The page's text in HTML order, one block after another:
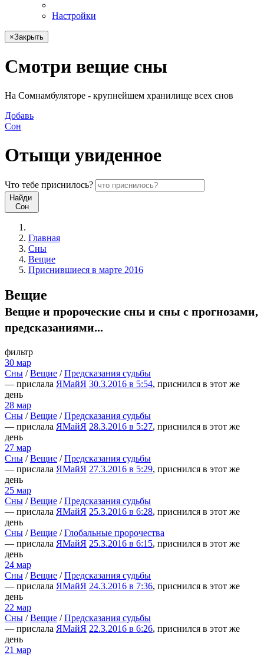
Настройки
×Закрыть
Смотри вещие сны
На Сомнамбуляторе - крупнейшем хранилище всех снов
Добавь
Сон
Отыщи увиденное
Что тебе приснилось?
Найди
Сон
Главная
Сны
Вещие
Приснившиеся в марте 2016
Вещие
Вещие и пророческие сны и сны с прогнозами,
предсказаниями...
фильтр
30 мар
Сны /Вещие /Предсказания судьбы
— прислала ЯМайЯ 30.3.2016 в 5:54, приснился в этот же
день
28 мар
Сны /Вещие /Предсказания судьбы
— прислала ЯМайЯ 28.3.2016 в 5:27, приснился в этот же
день
27 мар
Сны /Вещие /Предсказания судьбы
— прислала ЯМайЯ 27.3.2016 в 5:29, приснился в этот же
день
25 мар
Сны /Вещие /Предсказания судьбы
— прислала ЯМайЯ 25.3.2016 в 6:28, приснился в этот же
день
Сны /Вещие /Глобальные пророчества
— прислала ЯМайЯ 25.3.2016 в 6:15, приснился в этот же
день
24 мар
Сны /Вещие /Предсказания судьбы
— прислала ЯМайЯ 24.3.2016 в 7:36, приснился в этот же
день
22 мар
Сны /Вещие /Предсказания судьбы
— прислала ЯМайЯ 22.3.2016 в 6:26, приснился в этот же
день
21 мар